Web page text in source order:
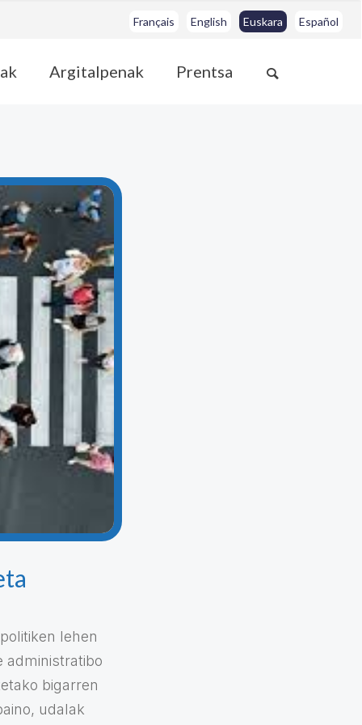
Français English Euskara Español
Argitalpenak Prentsa
lehen
administratibo
bigarren
udalak